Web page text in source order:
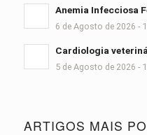
Anemia Infecciosa
6 de Agosto de 2026 -
Cardiologia
5 de Agosto de 2026 -
ARTIGOS MAIS